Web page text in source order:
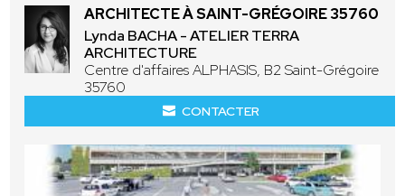
ARCHITECTE À SAINT-GRÉGOIRE 35760
Lynda BACHA - ATELIER TERRA
ARCHITECTURE
Centre d'affaires ALPHASIS, B2 Saint-Grégoire
35760
CONTACTER